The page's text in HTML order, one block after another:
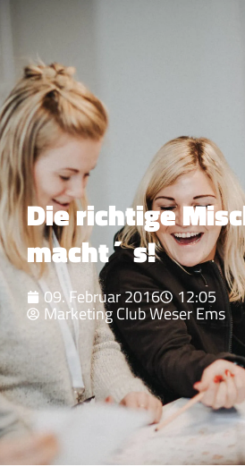
Die richtige
macht´s!
09. Februar 2016 12:05
Marketing Club Weser Ems